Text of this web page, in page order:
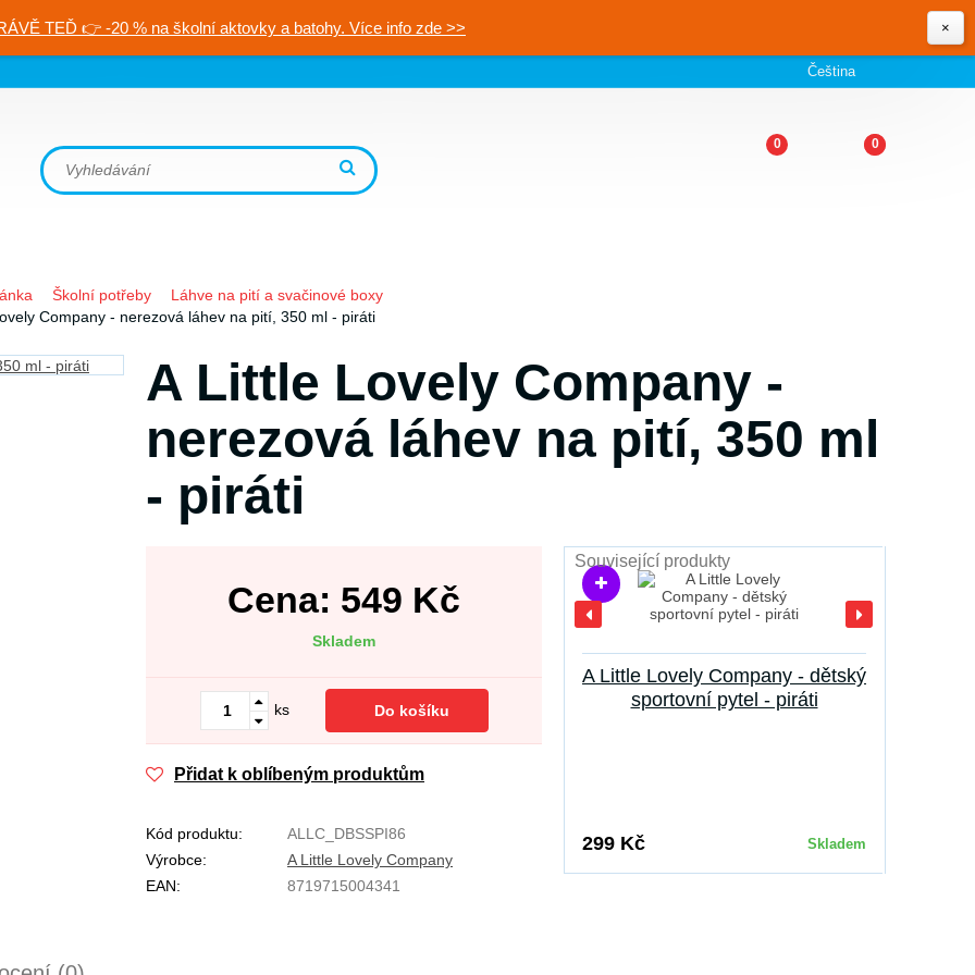
TEĎ 👉 -20 % na školní aktovky a batohy. Více info zde >> ×
Čeština
0 0
Školní potřeby
Láhve na pití a svačinové boxy
Company - nerezová láhev na pití, 350 ml - piráti
A Little Lovely Company -
nerezová láhev na pití, 350 ml
- piráti
Cena: 549 Kč
Skladem
ks Do košíku
Přidat k oblíbeným produktům
Kód produktu:
ALLC_DBSSPI86
Výrobce:
A Little Lovely Company
EAN:
8719715004341
Související produkty
A Little Lovely Company - dětský
sportovní pytel - piráti
299 Kč Skladem